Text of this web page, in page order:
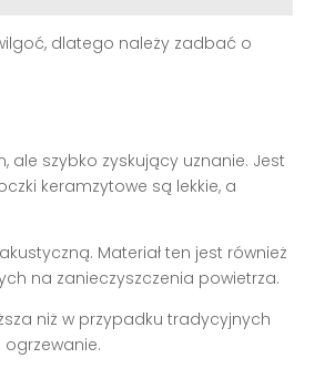
dlatego należy zadbać o
szybko zyskujący uznanie. Jest
keramzytowe są lekkie, a
Materiał ten jest również
na zanieczyszczenia powietrza.
niż w przypadku tradycyjnych